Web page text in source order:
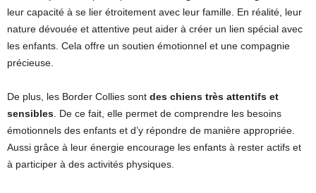
leur capacité à se lier étroitement avec leur famille. En réalité, leur
nature dévouée et attentive peut aider à créer un lien spécial avec
les enfants. Cela offre un soutien émotionnel et une compagnie
précieuse.
De plus, les Border Collies sont des chiens très attentifs et
sensibles. De ce fait, elle permet de comprendre les besoins
émotionnels des enfants et d’y répondre de manière appropriée.
Aussi grâce à leur énergie encourage les enfants à rester actifs et
à participer à des activités physiques.